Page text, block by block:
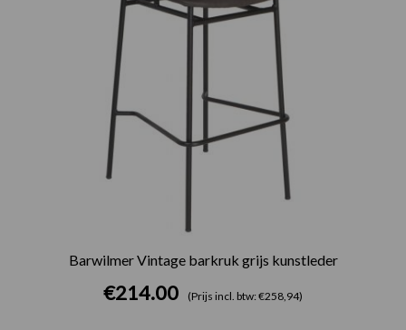
Barwilmer Vintage barkruk grijs kunstleder
€214.00 (Prijs incl. btw: €258,94)